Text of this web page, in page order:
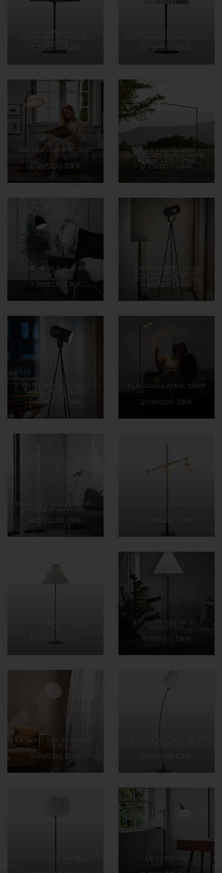
334T BORDLAMPE,
SORT/PAPIR - MOSS
GREEN
3.795,00 DKK
334T BORDLAMPE,
SORT/STANDARDSKÆRM
3.795,00 DKK
368 GULVLAMPE, SORT
6.995,00 DKK
BELLA INDENDØRS /
UDENDØRS GULVLAMPE -
FLERE VARIANTER
9.250,00 DKK
CACHÉ GULVLAMPE,
SORT
7.995,00 DKK
CARRONADE II HIGH
GULVLAMPE, RØGET
EG/MESSING/SORT
9.995,00 DKK
CARRONADE II HIGH
GULVLAMPE, SORT
EG/SORT
9.995,00 DKK
FLAI GULVLAMPE, SORT
2.090,00 DKK
F-MODEL GULVLAMPE –
FLERE VARIANTER
14.550,00 DKK
LE KLINT 325
13.995,00 DKK
LE KLINT 328 LK 80, LYS
EG
11.995,00 DKK
LE KLINT 328 LK 80,
RØGET EG
11.995,00 DKK
LE KLINT 330 BOUQUET,
LYS EG
5.995,00 DKK
LE KLINT 330 BOUQUET,
RØGET EG
5.995,00 DKK
LE KLINT 332 LAMELLA LE KLINT 349